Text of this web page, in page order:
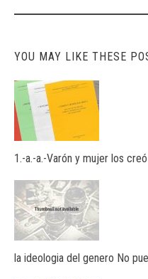
YOU MAY LIKE THESE
1.-a.-a.-Varón y mujer los creó
la ideologia del genero No